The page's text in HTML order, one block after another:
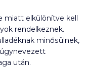
miatt elkülönítve kell
rendelkeznek.
minősülnek,
után.